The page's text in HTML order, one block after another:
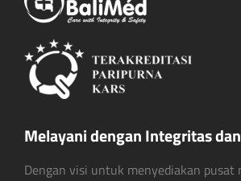
Melayani dengan Integritas
Dengan visi untuk menyediakan pusat